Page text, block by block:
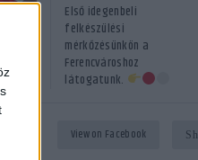
Első idegenbeli
felkészülési
mérkőzésünkön a
Ferencvároshoz
látogatunk.
View on Facebook